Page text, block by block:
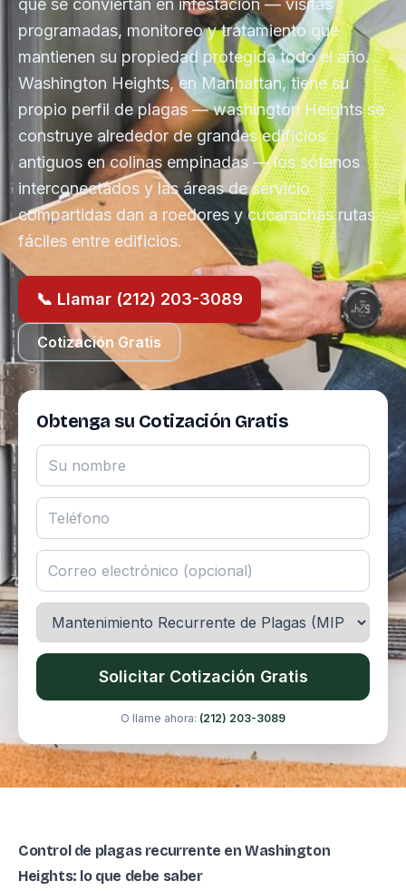
que se conviertan en infestación — visitas
programadas, monitoreo y tratamiento que
mantienen su propiedad protegida todo el año.
Washington Heights, en Manhattan, tiene su
propio perfil de plagas — washington Heights se
construye alrededor de grandes edificios
antiguos en colinas empinadas — los sótanos
interconectados y las áreas de servicio
compartidas dan a roedores y cucarachas rutas
fáciles entre edificios.
📞 Llamar (212) 203-3089
Cotización Gratis
Obtenga su Cotización Gratis
Solicitar Cotización Gratis
O llame ahora: (212) 203-3089
Control de plagas recurrente en Washington
Heights: lo que debe saber